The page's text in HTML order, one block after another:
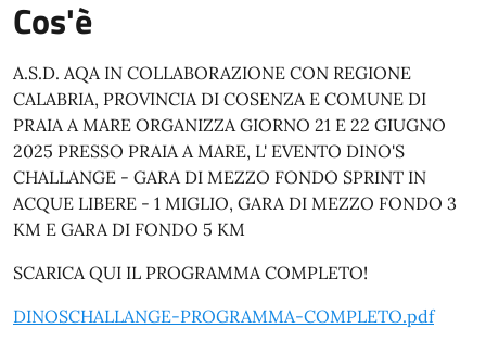
Cos'è
A.S.D. AQA IN COLLABORAZIONE CON REGIONE
CALABRIA, PROVINCIA DI COSENZA E COMUNE DI
PRAIA A MARE ORGANIZZA GIORNO 21 E 22 GIUGNO
2025 PRESSO PRAIA A MARE, L' EVENTO DINO'S
CHALLANGE - GARA DI MEZZO FONDO SPRINT IN
ACQUE LIBERE - 1 MIGLIO, GARA DI MEZZO FONDO 3
KM E GARA DI FONDO 5 KM
SCARICA QUI IL PROGRAMMA COMPLETO!
DINOSCHALLANGE-PROGRAMMA-COMPLETO.pdf